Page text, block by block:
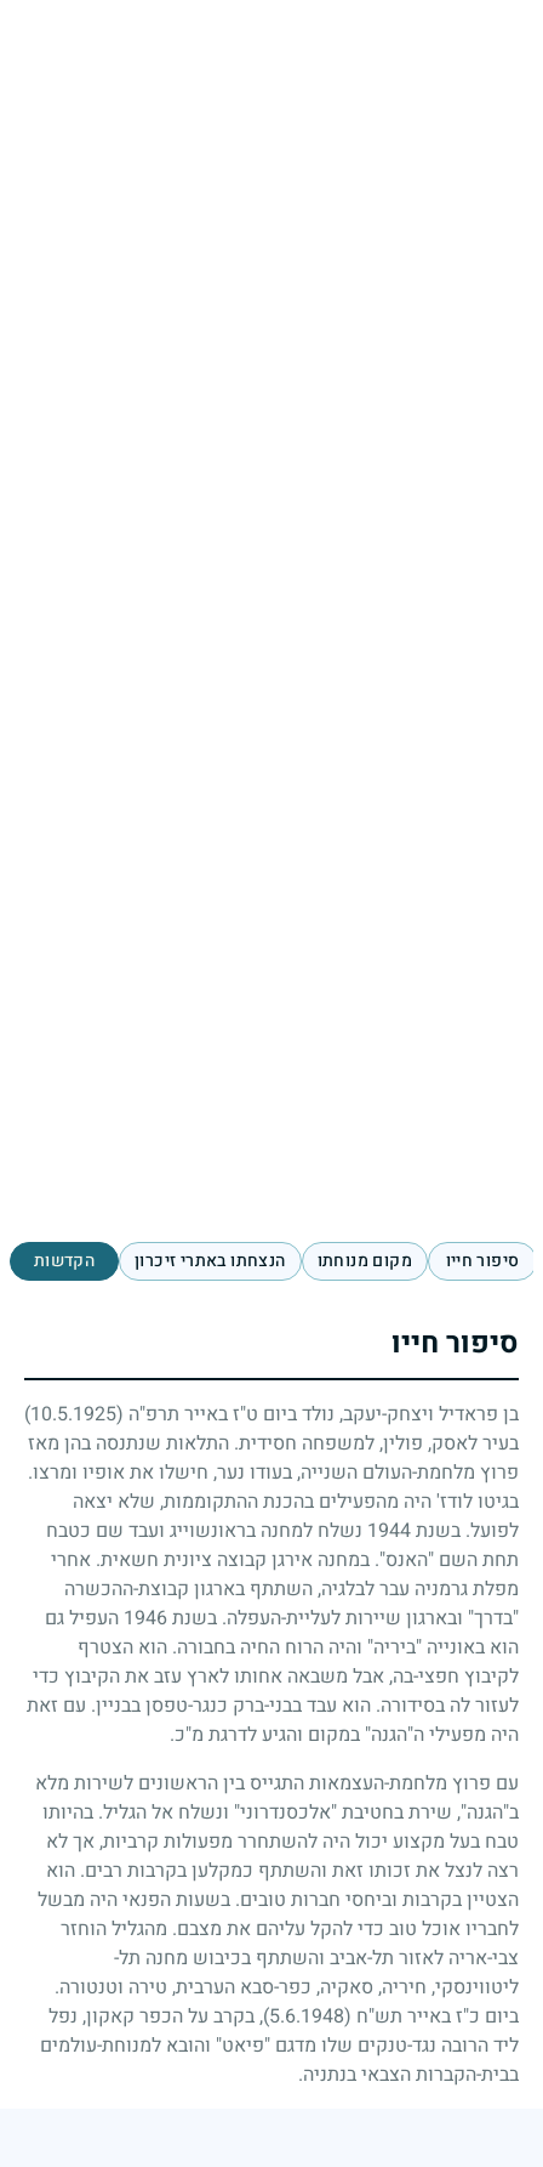
סיפור חייו מקום מנוחתו הנצחתו באתרי זיכרון הקדשות
סיפור חייו
בן פראדיל ויצחק-יעקב, נולד ביום ט"ז באייר תרפ"ה (10.5.1925)
בעיר לאסק, פולין, למשפחה חסידית. התלאות שנתנסה בהן מאז
פרוץ מלחמת-העולם השנייה, בעודו נער, חישלו את אופיו ומרצו.
בגיטו לודז' היה מהפעילים בהכנת ההתקוממות, שלא יצאה
לפועל. בשנת1944 נשלח למחנה בראונשוייג ועבד שם כטבח
תחת השם "האנס". במחנה אירגן קבוצה ציונית חשאית. אחרי
מפלת גרמניה עבר לבלגיה, השתתף בארגון קבוצת-ההכשרה
"בדרך" ובארגון שיירות לעליית-העפלה. בשנת1946 העפיל גם
הוא באונייה "ביריה" והיה הרוח החיה בחבורה. הוא הצטרף
לקיבוץ חפצי-בה, אבל משבאה אחותו לארץ עזב את הקיבוץ כדי
לעזור לה בסידורה. הוא עבד בבני-ברק כנגר-טפסן בבניין. עם זאת
היה מפעילי ה"הגנה" במקום והגיע לדרגת מ"כ.
עם פרוץ מלחמת-העצמאות התגייס בין הראשונים לשירות מלא
ב"הגנה", שירת בחטיבת "אלכסנדרוני" ונשלח אל הגליל. בהיותו
טבח בעל מקצוע יכול היה להשתחרר מפעולות קרביות, אך לא
רצה לנצל את זכותו זאת והשתתף כמקלען בקרבות רבים. הוא
הצטיין בקרבות וביחסי חברות טובים. בשעות הפנאי היה מבשל
לחבריו אוכל טוב כדי להקל עליהם את מצבם. מהגליל הוחזר
צבי-אריה לאזור תל-אביב והשתתף בכיבוש מחנה תל-
ליטווינסקי, חיריה, סאקיה, כפר-סבא הערבית, טירה וטנטורה.
ביום כ"ז באייר תש"ח (5.6.1948)
, בקרב על הכפר קאקון, נפל
ליד הרובה נגד-טנקים שלו מדגם "פיאט" והובא למנוחת-עולמים
בבית-הקברות הצבאי בנתניה.